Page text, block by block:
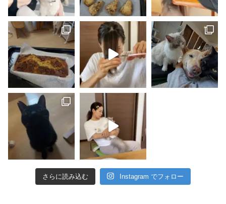
さらに読み込む Instagram でフォロー